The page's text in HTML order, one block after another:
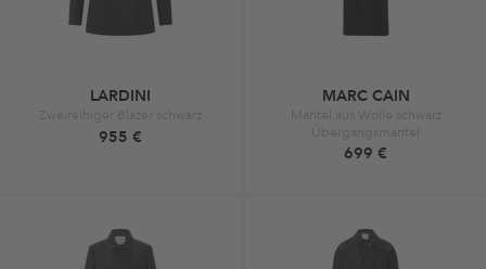
LARDINI
Zweireihiger Blazer schwarz
955 €
MARC CAIN
Mantel aus Wolle schwarz
Übergangsmantel
699 €